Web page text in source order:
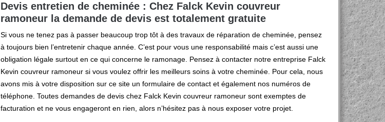
Devis entretien de cheminée : Chez Falck Kevin couvreur
ramoneur la demande de devis est totalement gratuite
Si vous ne tenez pas à passer beaucoup trop tôt à des travaux de réparation de cheminée, pensez
à toujours bien l’entretenir chaque année. C’est pour vous une responsabilité mais c’est aussi une
obligation légale surtout en ce qui concerne le ramonage. Pensez à contacter notre entreprise Falck
Kevin couvreur ramoneur si vous voulez offrir les meilleurs soins à votre cheminée. Pour cela, nous
avons mis à votre disposition sur ce site un formulaire de contact et également nos numéros de
téléphone. Toutes demandes de devis chez Falck Kevin couvreur ramoneur sont exemptes de
facturation et ne vous engageront en rien, alors n’hésitez pas à nous exposer votre projet.